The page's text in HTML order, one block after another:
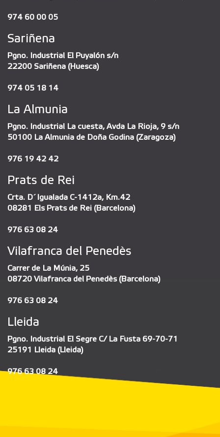
974 60 00 05
Sariñena
Pgno. Industrial El Puyalón s/n
22200 Sariñena (Huesca)
974 05 18 14
La Almunia
Pgno. Industrial La cuesta, Avda La Rioja, 9 s/n
50100 La Almunia de Doña Godina (Zaragoza)
976 19 42 42
Prats de Rei
Crta. D´Igualada C-1412a, Km.42
08281 Els Prats de Rei (Barcelona)
976 63 08 24
Vilafranca del Penedès
Carrer de La Múnia, 25
08720 Vilafranca del Penedès (Barcelona)
976 63 08 24
Lleida
Pgno. Industrial El Segre C/ La Fusta 69-70-71
25191 Lleida (Lleida)
976 63 08 24